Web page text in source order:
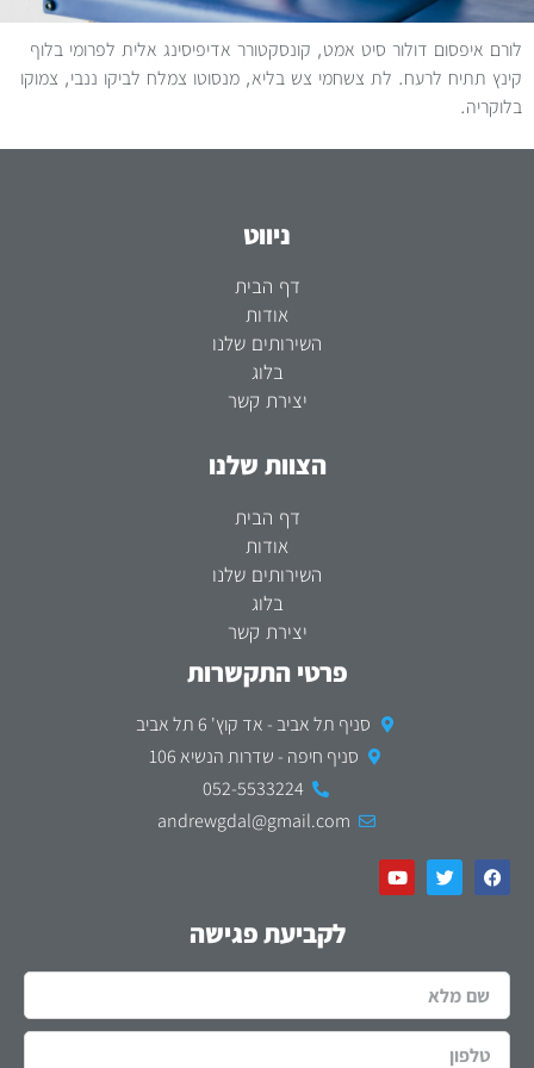
לורם איפסום דולור סיט אמט, קונסקטורר אדיפיסינג אלית לפרומי בלוף
קינץ תתיח לרעח. לת צשחמי צש בליא, מנסוטו צמלח לביקו ננבי, צמוקו
בלוקריה.
ניווט
דף הבית
אודות
השירותים שלנו
בלוג
יצירת קשר
הצוות שלנו
דף הבית
אודות
השירותים שלנו
בלוג
יצירת קשר
פרטי התקשרות
סניף תל אביב - אד קוץ' 6 תל אביב
סניף חיפה - שדרות הנשיא 106
052-5533224
andrewgdal@gmail.com
לקביעת פגישה